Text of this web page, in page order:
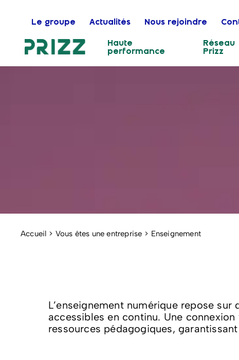
Le groupe Actualités Nous rejoindre
Haute
performance
Réseau
Prizz
Accueil Vous êtes une entreprise Enseignement
L’enseignement numérique repose
accessibles en continu. Une
ressources pédagogiques,